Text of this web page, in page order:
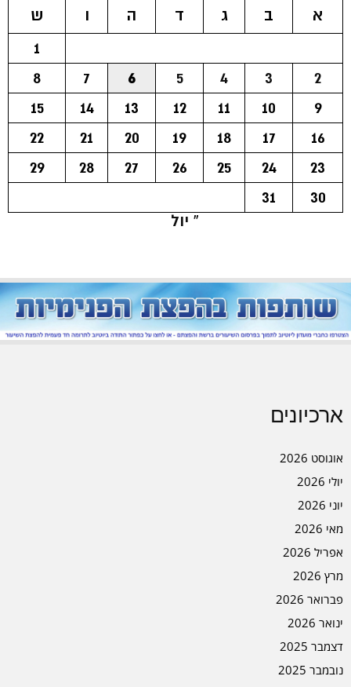
א
ב ג ד ה ו
ש
1
2
3
4
5
6
7
8
9
10
11
12
13
14
15
16
17
18
19
20
21
22
23
24
25
26
27
28
29
30
31
« יול
ארכיונים
אוגוסט 2026
יולי 2026
יוני 2026
מאי 2026
אפריל 2026
מרץ 2026
פברואר 2026
ינואר 2026
דצמבר 2025
נובמבר 2025